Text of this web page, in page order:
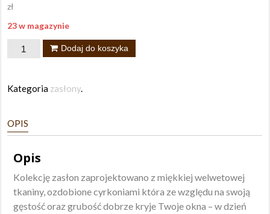
zł
23 w magazynie
ilość
Diamond
róż
Dodaj do koszyka
Kategoria zasłony.
OPIS
Opis
Kolekcję zasłon zaprojektowano z miękkiej welwetowej
tkaniny, ozdobione cyrkoniami która ze względu na swoją
gęstość oraz grubość dobrze kryje Twoje okna – w dzień